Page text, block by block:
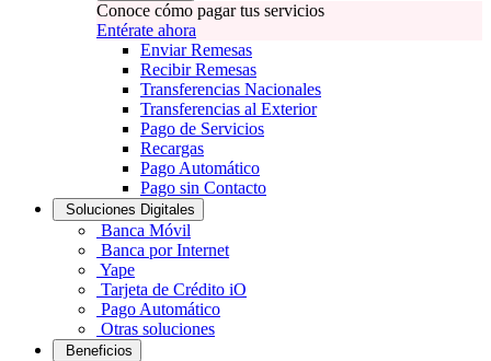
Conoce cómo pagar tus servicios
Entérate ahora
Enviar Remesas
Recibir Remesas
Transferencias Nacionales
Transferencias al Exterior
Pago de Servicios
Recargas
Pago Automático
Pago sin Contacto
Soluciones Digitales
Banca Móvil
Banca por Internet
Yape
Tarjeta de Crédito iO
Pago Automático
Otras soluciones
Beneficios